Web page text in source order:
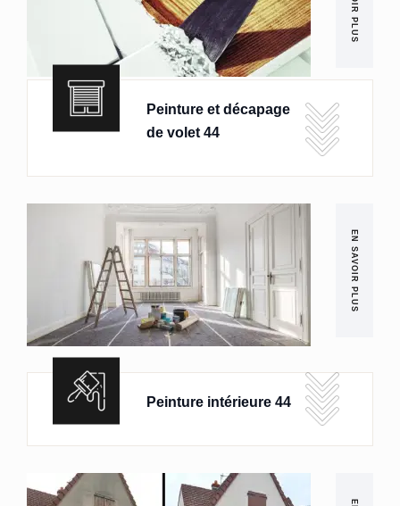
Peinture et décapage
de volet 44
EN SAVOIR PLUS
Peinture intérieure 44